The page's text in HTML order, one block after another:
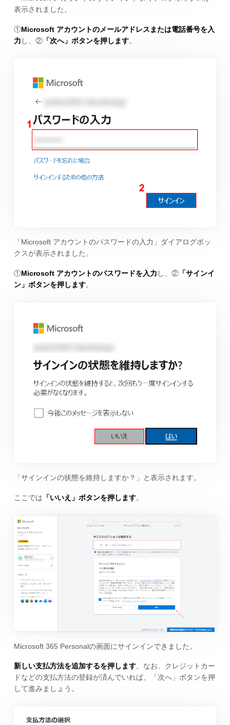
表示されました。
①Microsoft アカウントのメールアドレスまたは電話番号を入
力 し、②「次へ」ボタンを押します。
「Microsoft アカウントのパスワードの入力」ダイアログボッ
クスが表示されました。
①Microsoft アカウントのパスワードを入力 し、②「サインイ
ン」ボタンを押します。
「サインインの状態を維持しますか？」と表示されます。
ここでは 「いいえ」ボタンを押します。
Microsoft 365 Personalの画面にサインインできました。
新しい支払方法を追加するを押します。なお、クレジットカー
ドなどの支払方法の登録が済んでいれば、「次へ」ボタンを押
して進みましょう。